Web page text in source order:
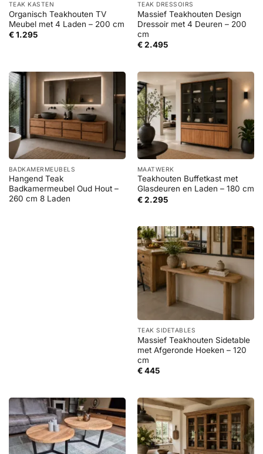
TEAK KASTEN
Organisch Teakhouten TV
Meubel met 4 Laden – 200 cm
€1.295
TEAK DRESSOIRS
Massief Teakhouten Design
Dressoir met 4 Deuren – 200
cm
€2.495
BADKAMERMEUBELS
Hangend Teak
Badkamermeubel Oud Hout –
260 cm 8 Laden
MAATWERK
Teakhouten Buffetkast met
Glasdeuren en Laden – 180 cm
€2.295
TEAK SIDETABLES
Massief Teakhouten Sidetable
met Afgeronde Hoeken – 120
cm
€445